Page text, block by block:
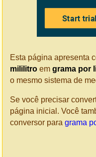
Esta página apresenta
mililitro em grama por
o mesmo sistema de
Se você precisar
página inicial. Você
conversor para grama